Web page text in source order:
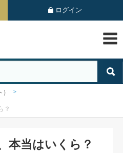
ログイン
？
本当はいくら？